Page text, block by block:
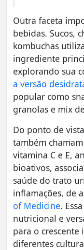
Outra faceta
bebidas. Sucos,
kombuchas
ingrediente
explorando sua
a versão
popular como
granolas e mix
Do ponto de
também
vitamina C e E,
bioativos,
saúde do trato
inflamações, de
of Medicine.
nutricional e
para o crescente
diferentes